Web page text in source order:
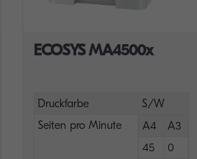
ECOSYS MA4500x
Druckfarbe
S/W
Seiten pro Minute
A4
A3
45
0